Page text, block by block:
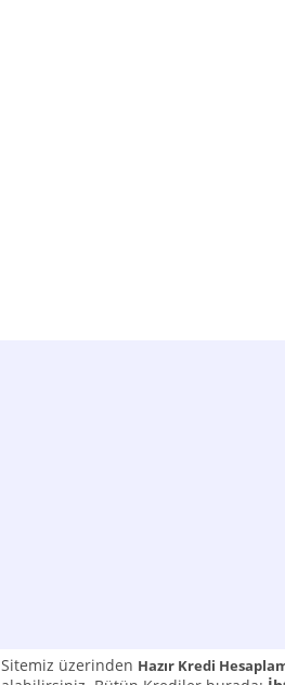
Sitemiz üzerinden Hazır Kredi